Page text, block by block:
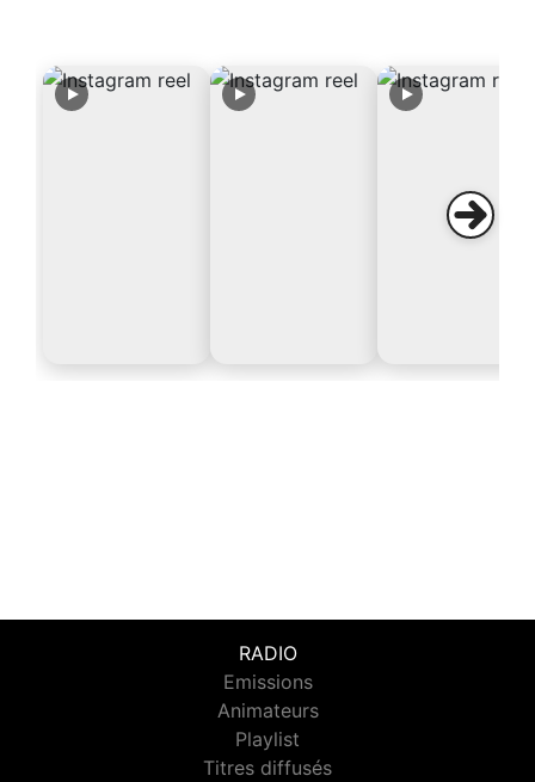
RADIO
Emissions
Animateurs
Playlist
Titres diffusés